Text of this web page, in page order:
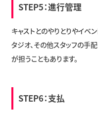
STEP5：進行管理
キャストとのやりとりやイベ
タジオ、その他スタッフの手
が担うこともあります。
STEP6：支払